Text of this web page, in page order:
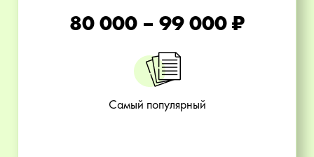
80 000 – 99 000 ₽
Самый популярный